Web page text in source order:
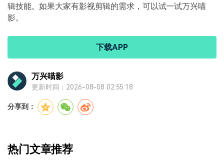
辑技能。如果大家有影视剪辑的需求，可以试一试万兴喵
影。
下载APP
万兴喵影
更新时间：2026-08-08 02:55:18
分享到：
热门文章推荐